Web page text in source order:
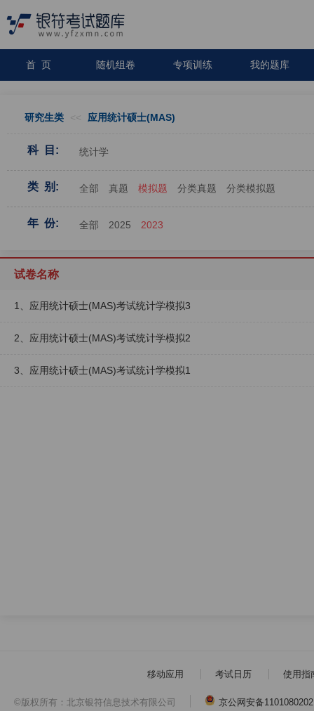
首 页 随机组卷 专项训练 我的题库
研究生类 << 应用统计硕士(MAS)
科 目: 统计学
类 别: 全部 真题 模拟题 分类真题 分类模拟题
年 份: 全部 2025 2023
试卷名称
1、应用统计硕士(MAS)考试统计学模拟3
2、应用统计硕士(MAS)考试统计学模拟2
3、应用统计硕士(MAS)考试统计学模拟1
移动应用 考试日历 使用指
©版权所有：北京银符信息技术有限公司
京公网安备